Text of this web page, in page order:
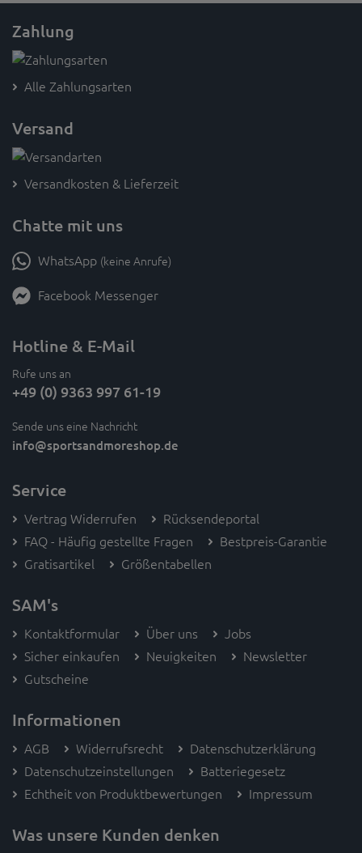
Zahlung
Alle Zahlungsarten
Versand
Versandkosten & Lieferzeit
Chatte mit uns
WhatsApp (keine Anrufe)
Facebook Messenger
Hotline & E-Mail
Rufe uns an
+49 (0) 9363 997 61-19
Sende uns eine Nachricht
info@sportsandmoreshop.de
Service
Vertrag Widerrufen
Rücksendeportal
FAQ - Häufig gestellte Fragen
Bestpreis-Garantie
Gratisartikel
Größentabellen
SAM's
Kontaktformular Über uns
Jobs
Sicher einkaufen
Neuigkeiten
Newsletter
Gutscheine
Informationen
AGB Widerrufsrecht
Datenschutzerklärung
Datenschutzeinstellungen
Batteriegesetz
Echtheit von Produktbewertungen
Impressum
Was unsere Kunden denken